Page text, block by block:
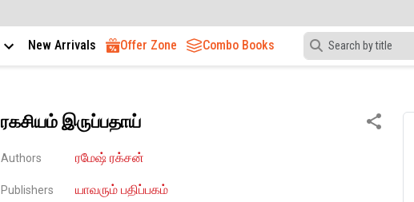
New Arrivals Offer Zone Combo Books
ரகசியம் இருப்பதாய்
Authors ரமேஷ் ரக்சன்
Publishers யாவரும் பதிப்பகம்